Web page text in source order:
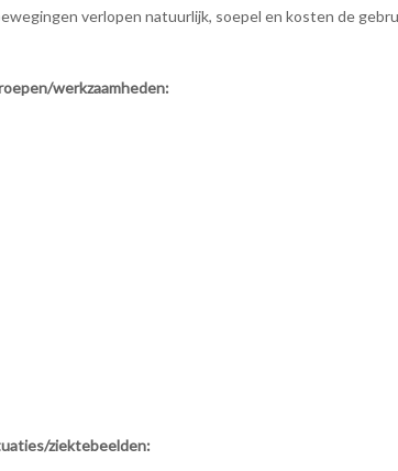
verlopen natuurlijk, soepel en kosten de
werkzaamheden:
ziektebeelden: